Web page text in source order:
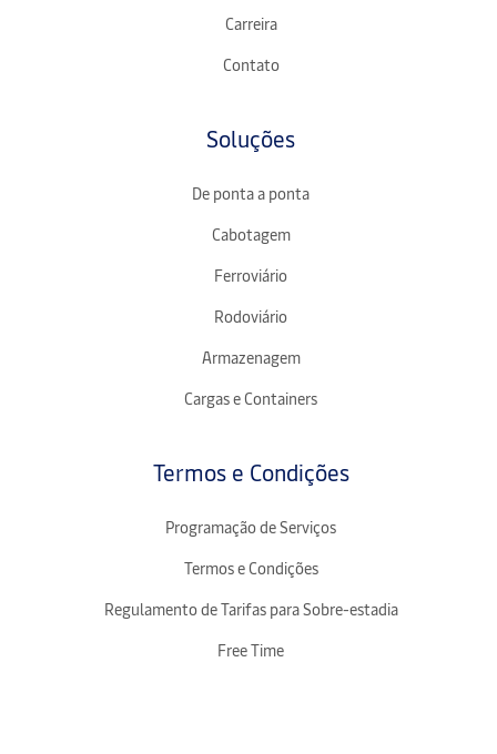
Carreira
Contato
Soluções
De ponta a ponta
Cabotagem
Ferroviário
Rodoviário
Armazenagem
Cargas e Containers
Termos e Condições
Programação de Serviços
Termos e Condições
Regulamento de Tarifas para Sobre-estadia
Free Time